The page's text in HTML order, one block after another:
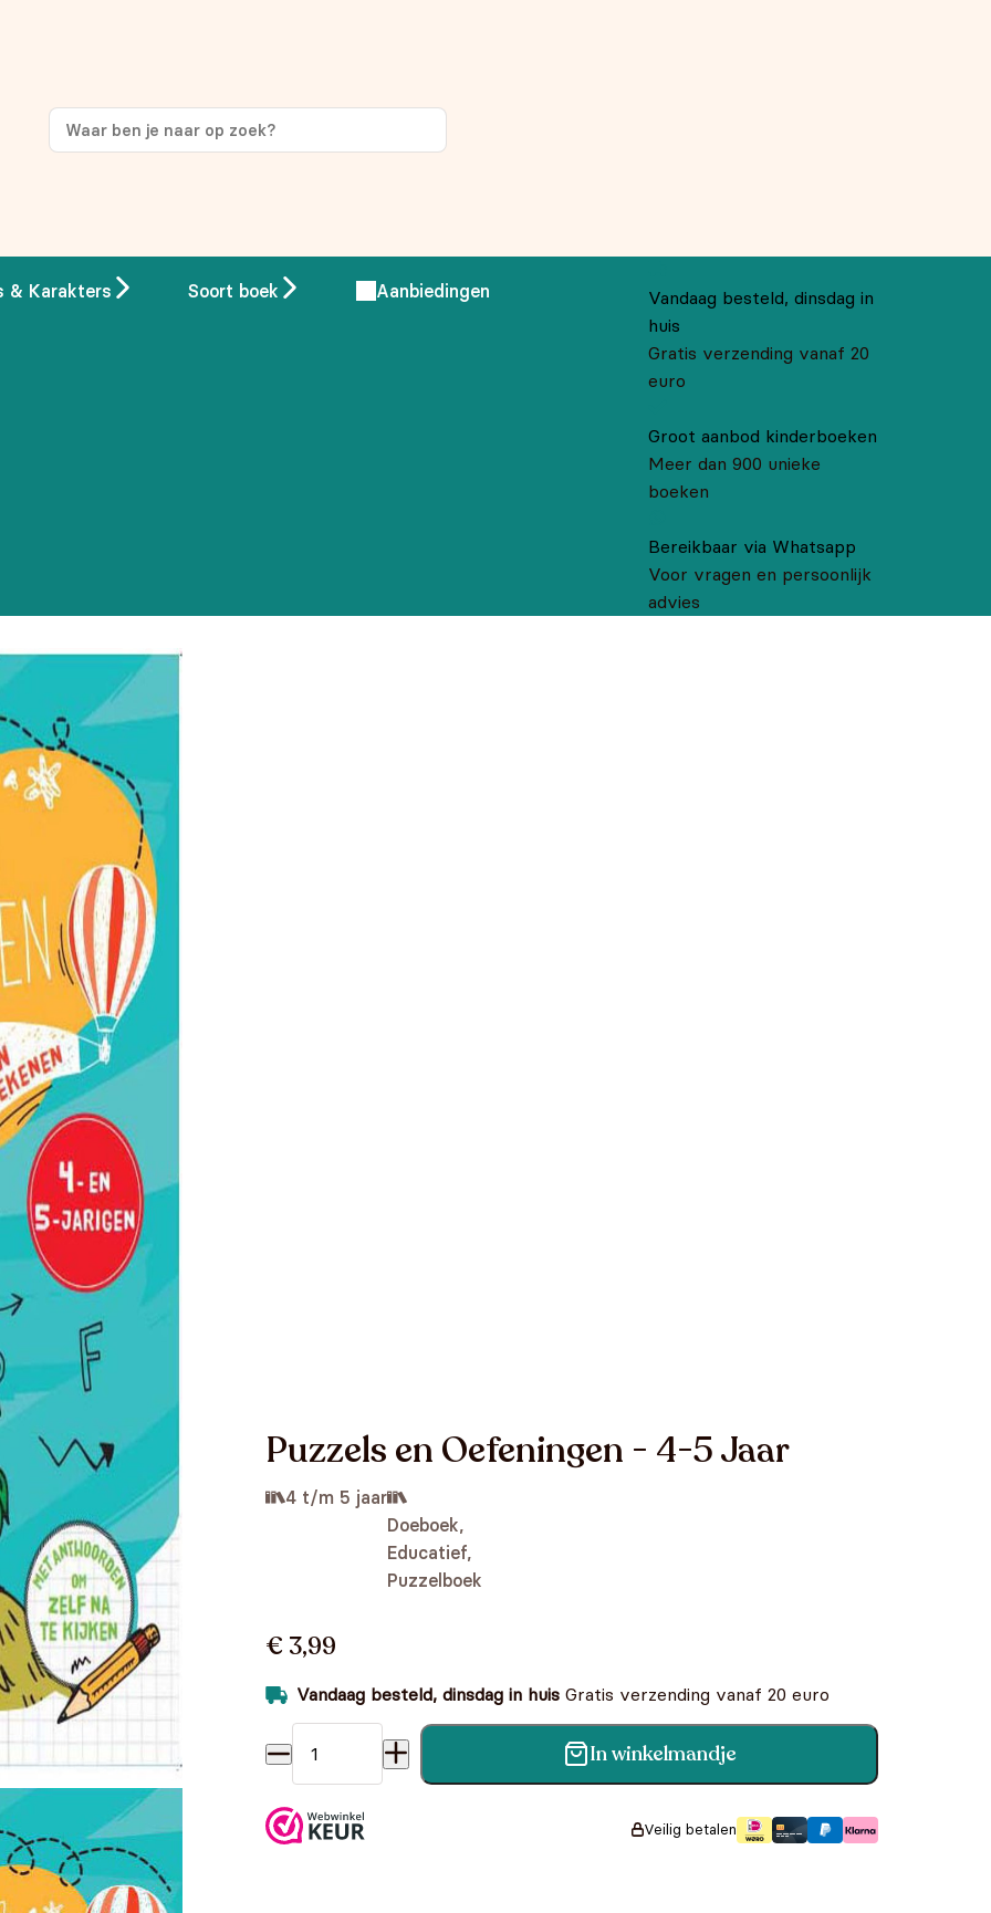
& Karakters Soort boek Aanbiedingen
Vandaag besteld, dinsdag in
huis
Gratis verzending vanaf 20
euro
Groot aanbod kinderboeken
Meer dan 900 unieke
boeken
Bereikbaar via Whatsapp
Voor vragen en persoonlijk
advies
Puzzels en Oefeningen - 4-5 Jaar
4 t/m 5 jaar
Doeboek,
Educatief,
Puzzelboek
€ 3,99
Vandaag besteld, dinsdag in huis Gratis verzending vanaf 20 euro
Puzzels en Oefeningen - 4-5 Jaar aantalIn winkelmandje
Veilig betalen
op je eerste aankoop!